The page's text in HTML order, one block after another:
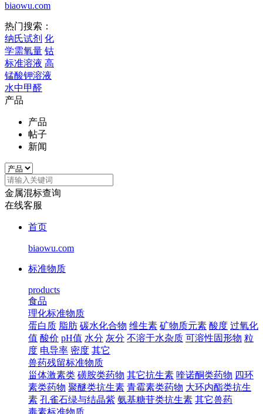
biaowu.com
热门搜索：
纳氏试剂 化
学需氧量 钴
标准溶液 高
锰酸钾溶液
水中甲醛
产品
产品
帖子
新闻
金属混标查询
在线客服
首页
biaowu.com
标准物质
products
食品
理化标准物质
蛋白质 脂肪 碳水化合物 维生素 矿物质元素 酸度 过氧化
值 酸价 pH值 水分 灰分 不溶于水杂质 可溶性固形物 粒
度 电导率 密度 其它
兽药残留标准物质
甾体激素类 磺胺类药物 其它抗生素 喹诺酮类药物 四环
素类药物 聚醚类抗生素 青霉素类药物 大环内酯类抗生
素 孔雀石绿与结晶紫 氨基糖苷类抗生素 其它兽药
毒素标准物质